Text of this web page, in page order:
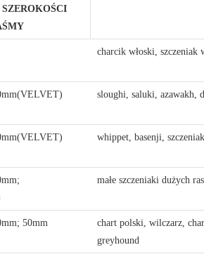
SZEROKOŚCI
charcik włoski, szczeniak
sloughi, saluki, azawakh,
whippet, basenji,
małe szczeniaki dużych
50mm
chart polski, wilczarz,
greyhound